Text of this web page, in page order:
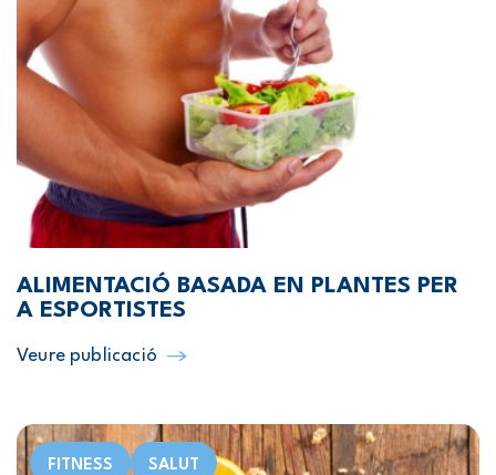
ALIMENTACIÓ BASADA EN PLANTES PER
A ESPORTISTES
Veure publicació
FITNESS SALUT